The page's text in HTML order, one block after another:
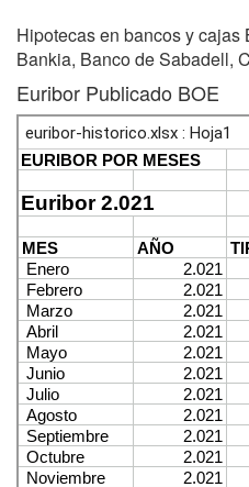
Hipotecas en bancos y cajas
Bankia, Banco de Sabadell,
Euribor Publicado BOE